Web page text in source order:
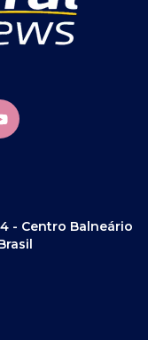
- Centro Balneário